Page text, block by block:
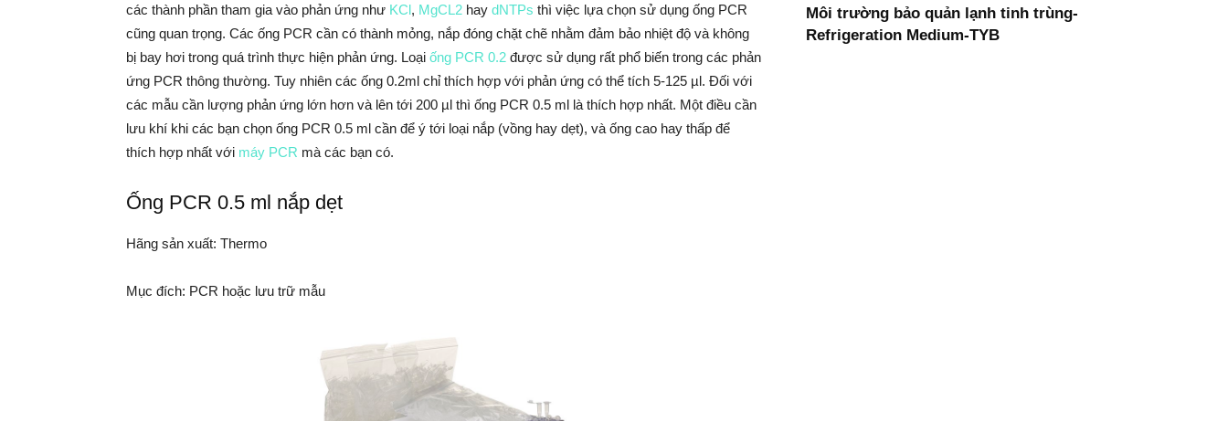
các thành phần tham gia vào phản ứng như KCl, MgCL2 hay dNTPs thì việc lựa chọn sử dụng ống PCR
cũng quan trọng. Các ống PCR cần có thành mỏng, nắp đóng chặt chẽ nhằm đảm bảo nhiệt độ và không
bị bay hơi trong quá trình thực hiện phản ứng. Loại ống PCR 0.2 được sử dụng rất phổ biến trong các phản
ứng PCR thông thường. Tuy nhiên các ống 0.2ml chỉ thích hợp với phản ứng có thể tích 5-125 µl. Đối với
các mẫu cần lượng phản ứng lớn hơn và lên tới 200 µl thì ống PCR 0.5 ml là thích hợp nhất. Một điều cần
lưu khí khi các bạn chọn ống PCR 0.5 ml cần để ý tới loại nắp (vồng hay dẹt), và ống cao hay thấp để
thích hợp nhất với máy PCR mà các bạn có.
Ống PCR 0.5 ml nắp dẹt
Hãng sản xuất: Thermo
Mục đích: PCR hoặc lưu trữ mẫu
Môi trường bảo quản lạnh tinh trùng-
Refrigeration Medium-TYB